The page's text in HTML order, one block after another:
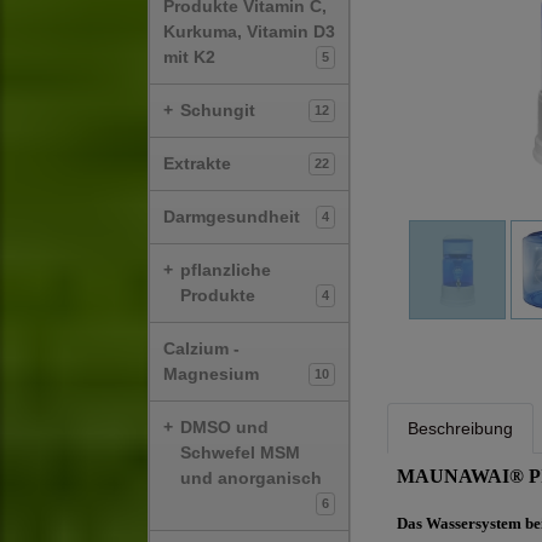
Produkte Vitamin C,
Kurkuma, Vitamin D3
mit K2
5
+ Schungit 12
Extrakte 22
Darmgesundheit 4
+ pflanzliche
Produkte
4
Calzium -
Magnesium
10
+ DMSO und
Schwefel MSM
und anorganisch
6
Beschreibung
MAUNAWAI®
Das Wassersystem